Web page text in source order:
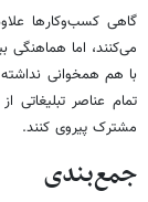
گاهی کسب‌وکارها
می‌کنند، اما هماهنگی
با هم همخوانی
تمام عناصر
مشترک پیروی کنند.
جمع‌بندی